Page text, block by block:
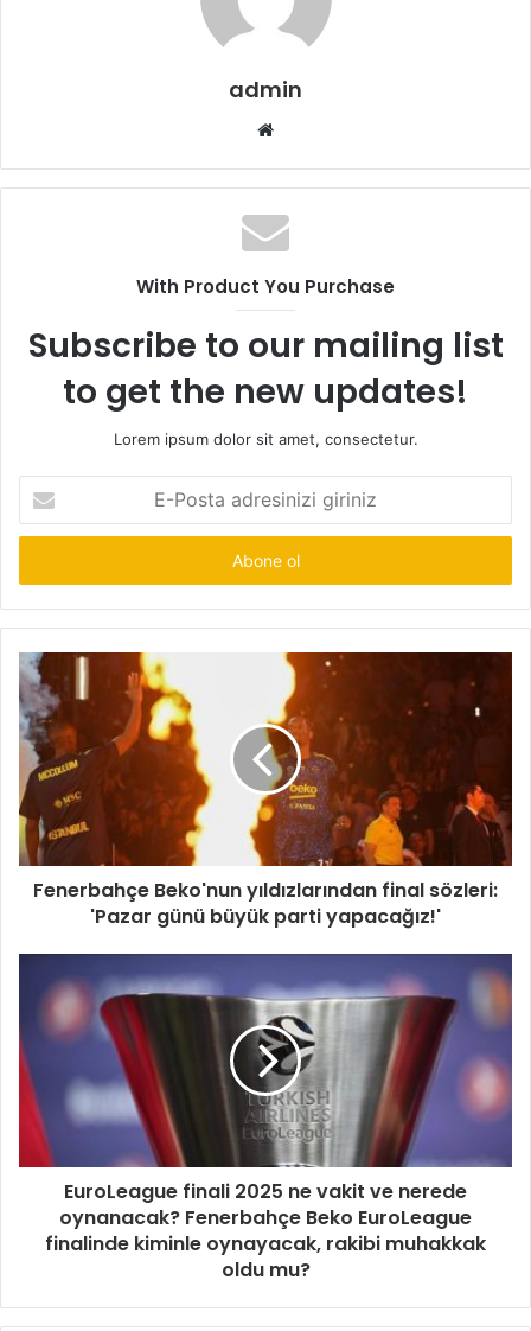
admin
Web
With Product You Purchase
Subscribe to our mailing list
to get the new updates!
Lorem ipsum dolor sit amet, consectetur.
Posta
adresinizi
Fenerbahçe Beko'nun yıldızlarından final sözleri:
'Pazar günü büyük parti yapacağız!'
EuroLeague finali 2025 ne vakit ve nerede
oynanacak? Fenerbahçe Beko EuroLeague
finalinde kiminle oynayacak, rakibi muhakkak
oldu mu?